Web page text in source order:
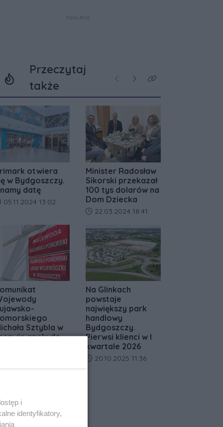
REKLAMA
Przeczytaj
także
Poprzednie
NastępneKliknij aby zobaczyć
otwiera
w Bydgoszczy.
datę
dodania artykułu:
05.11.2024 13:02
Minister Radosław
Sikorski przekazał
100 tys dolarów na
Dom Dziecka
Data dodania artykułu:
22.03.2024 18:41
Sztybla w
apelu do
Małżeńskie
dodania artykułu:
18.05.2026 11:10
Na Glinkach
powstaje
największy park
handlowy
Bydgoszczy.
Pierwsi klienci w I
kwartale 2026
Data dodania artykułu:
20.10.2025 11:36
i
identyfikatory,